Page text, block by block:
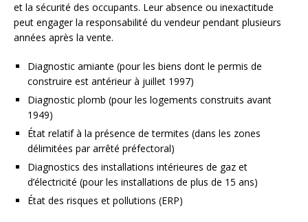
et la sécurité des occupants. Leur absence ou inexactitude
peut engager la responsabilité du vendeur pendant plusieurs
années après la vente.
Diagnostic amiante (pour les biens dont le permis de
construire est antérieur à juillet 1997)
Diagnostic plomb (pour les logements construits avant
1949)
État relatif à la présence de termites (dans les zones
délimitées par arrêté préfectoral)
Diagnostics des installations intérieures de gaz et
d’électricité (pour les installations de plus de 15 ans)
État des risques et pollutions (ERP)